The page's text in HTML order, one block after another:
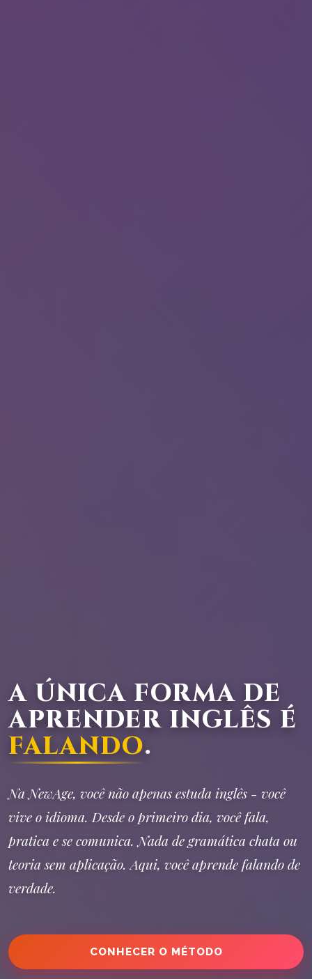
A ÚNICA FORMA DE
APRENDER INGLÊS É
FALANDO.
Na NewAge, você não apenas estuda inglês - você
vive o idioma. Desde o primeiro dia, você fala,
pratica e se comunica. Nada de gramática chata ou
teoria sem aplicação. Aqui, você aprende falando de
verdade.
CONHECER O MÉTODO